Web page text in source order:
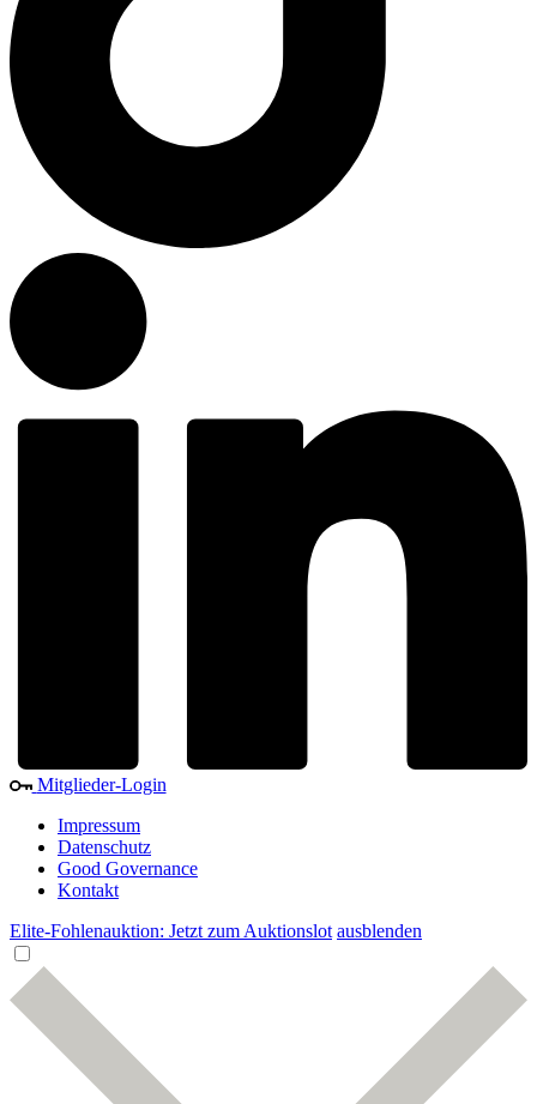
Mitglieder-Login
Impressum
Datenschutz
Good Governance
Kontakt
Elite-Fohlenauktion: Jetzt zum Auktionslot ausblenden